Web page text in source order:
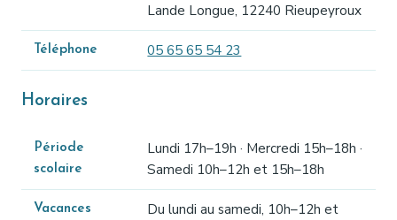
Lande Longue, 12240 Rieupeyroux
Téléphone 05 65 65 54 23
Horaires
Période
scolaire
Lundi 17h–19h · Mercredi 15h–18h ·
Samedi 10h–12h et 15h–18h
Vacances
Du lundi au samedi, 10h–12h et